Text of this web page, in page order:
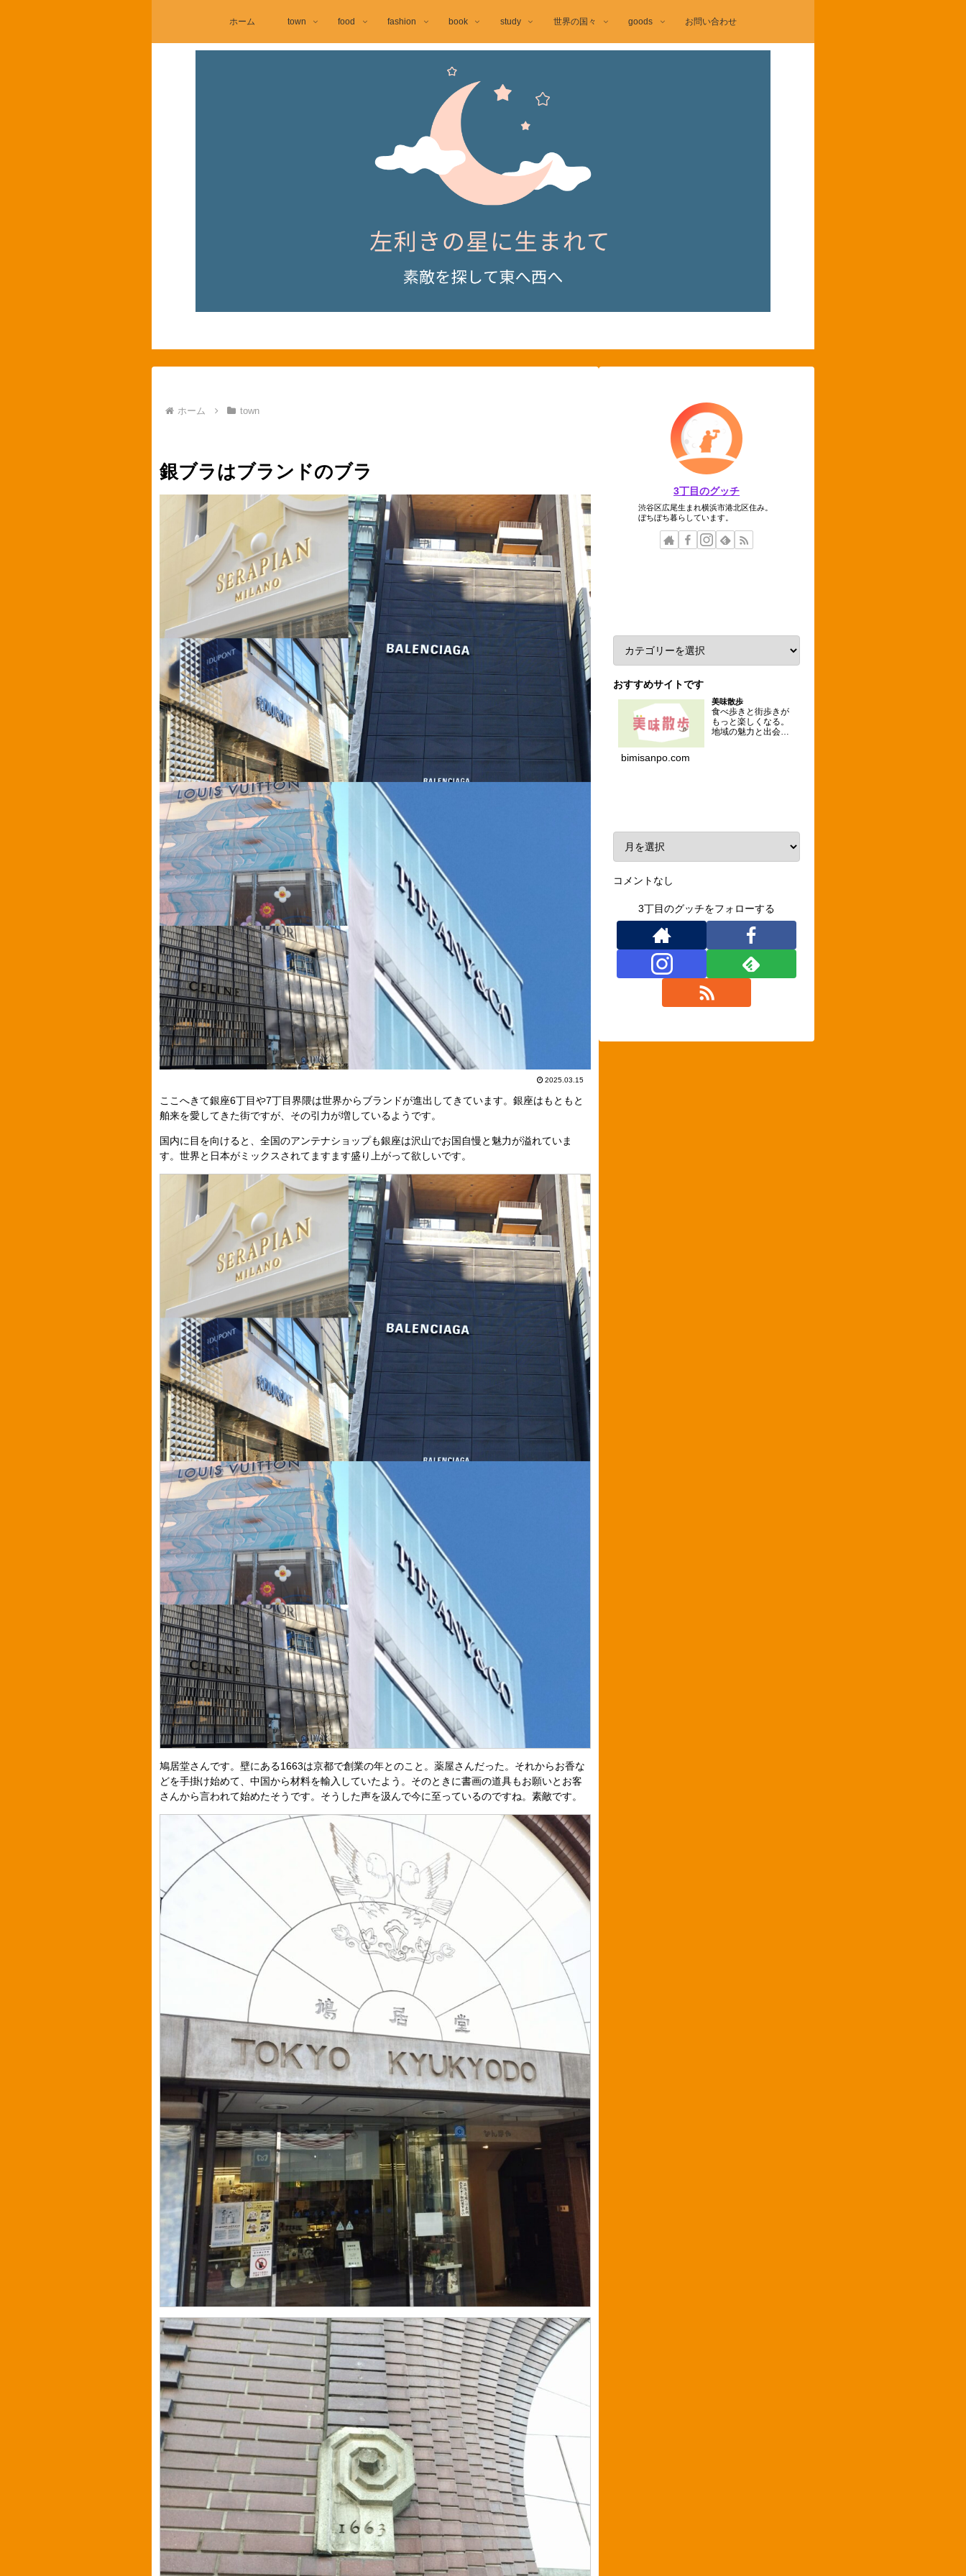
ホーム town food fashion book study 世界の国々 goods お問い合わせ
ホーム town
銀ブラはブランドのブラ
2025.03.15
ここへきて銀座6丁目や7丁目界隈は世界からブランドが進出してきています。銀座はもともと
舶来を愛してきた街ですが、その引力が増しているようです。
国内に目を向けると、全国のアンテナショップも銀座は沢山でお国自慢と魅力が溢れていま
す。世界と日本がミックスされてますます盛り上がって欲しいです。
鳩居堂さんです。壁にある1663は京都で創業の年とのこと。薬屋さんだった。それからお香な
どを手掛け始めて、中国から材料を輸入していたよう。そのときに書画の道具もお願いとお客
さんから言われて始めたそうです。そうした声を汲んで今に至っているのですね。素敵です。
3丁目のグッチ
渋谷区広尾生まれ横浜市港北区住み。
ぼちぼち暮らしています。
おすすめサイトです
美味散歩
食べ歩きと街歩きが
もっと楽しくなる。
地域の魅力と出会え
bimisanpo.com
コメントなし
3丁目のグッチをフォローする